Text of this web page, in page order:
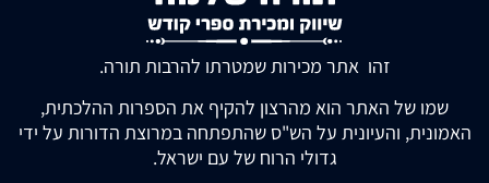
זהו אתר מכירות שמטרתו להרבות תורה.
שמו של האתר הוא מהרצון להקיף את הספרות ההלכתית,
האמונית, והעיונית על הש"ס שהתפתחה במרוצת הדורות על ידי
גדולי הרוח של עם ישראל.